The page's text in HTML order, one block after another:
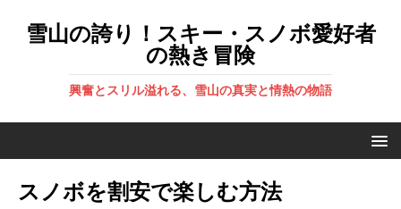
雪山の誇り！スキー・スノボ愛好者
の熱き冒険
興奮とスリル溢れる、雪山の真実と情熱の物語
スノボを割安で楽しむ方法